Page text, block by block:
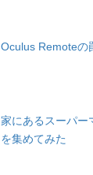
Oculus Remoteの
家にあるスーパー
を集めてみた